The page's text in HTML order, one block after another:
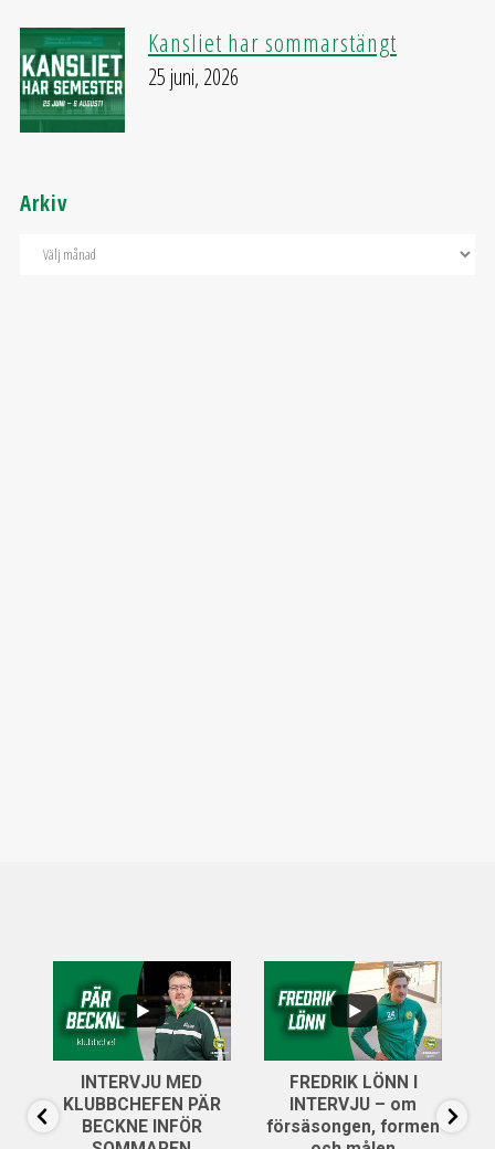
Kansliet har sommarstängt
25 juni, 2026
Arkiv
...
13
0
INTERVJU MED
KLUBBCHEFEN PÄR
BECKNE INFÖR
6
0
FREDRIK LÖNN I
INTERVJU – om
försäsongen, formen